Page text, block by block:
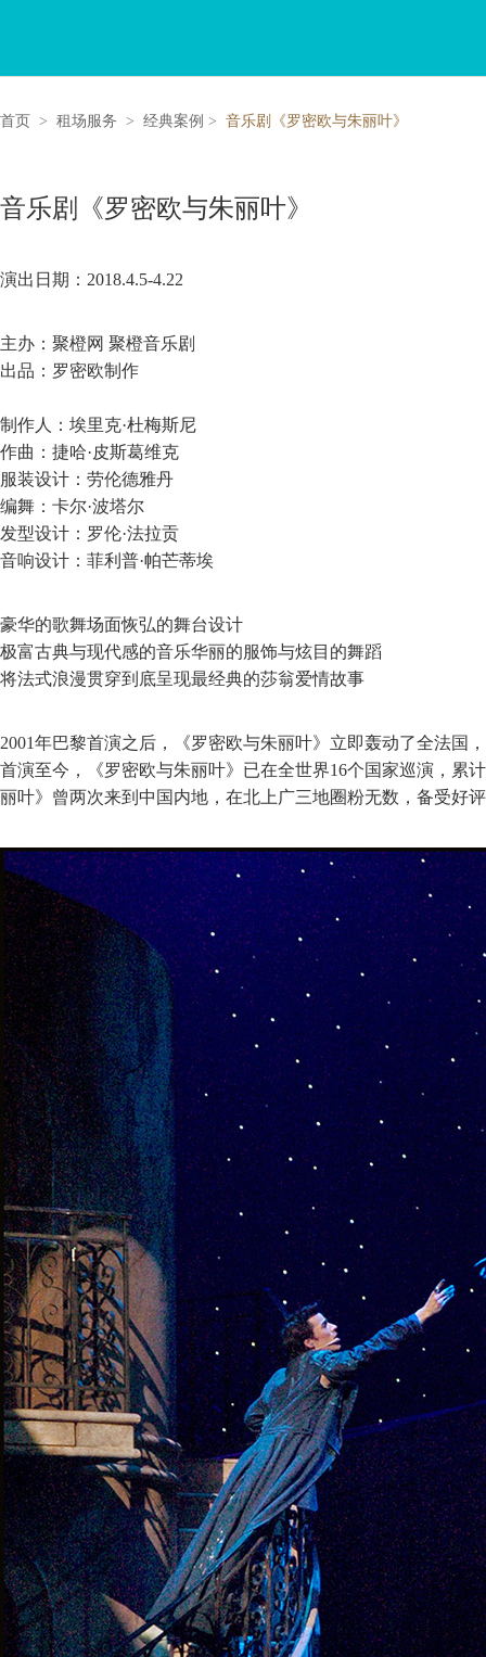
首页 > 租场服务 > 经典案例 > 音乐剧《罗密欧与朱丽叶》
音乐剧《罗密欧与朱丽叶》
演出日期：2018.4.5-4.22
主办：聚橙网 聚橙音乐剧
出品：罗密欧制作
制作人：埃里克·杜梅斯尼
作曲：捷哈·皮斯葛维克
服装设计：劳伦德雅丹
编舞：卡尔·波塔尔
发型设计：罗伦·法拉贡
音响设计：菲利普·帕芒蒂埃
豪华的歌舞场面恢弘的舞台设计
极富古典与现代感的音乐华丽的服饰与炫目的舞蹈
将法式浪漫贯穿到底呈现最经典的莎翁爱情故事
2001年巴黎首演之后，《罗密欧与朱丽叶》立即轰动了全法国
首演至今，《罗密欧与朱丽叶》已在全世界16个国家巡演，累
丽叶》曾两次来到中国内地，在北上广三地圈粉无数，备受好